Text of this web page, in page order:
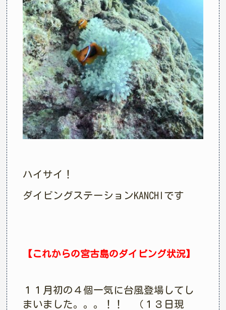
ハイサイ！
ダイビングステーションKANCHIです
【これからの宮古島のダイビング状況】
１１月初の４個一気に台風登場してし
まいました。。。！！ （１３日現